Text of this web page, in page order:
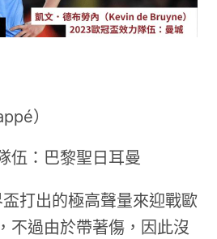
）
伍：巴黎聖日耳曼
打出的極高聲量來迎戰歐
不過由於帶著傷，因此沒